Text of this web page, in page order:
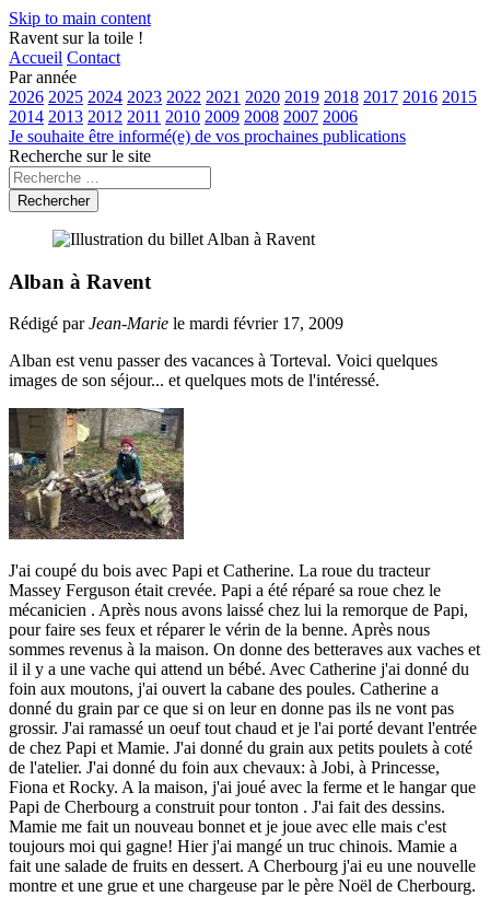
Skip to main content
Ravent sur la toile !
Accueil Contact
Par année
2026 2025 2024 2023 2022 2021 2020 2019 2018 2017 2016 2015
2014 2013 2012 2011 2010 2009 2008 2007 2006
Je souhaite être informé(e) de vos prochaines publications
Recherche sur le site
Rechercher
Alban à Ravent
Rédigé parJean-Marie le mardi février 17, 2009
Alban est venu passer des vacances à Torteval. Voici quelques
images de son séjour... et quelques mots de l'intéressé.
J'ai coupé du bois avec Papi et Catherine. La roue du tracteur
Massey Ferguson était crevée. Papi a été réparé sa roue chez le
mécanicien . Après nous avons laissé chez lui la remorque de Papi,
pour faire ses feux et réparer le vérin de la benne. Après nous
sommes revenus à la maison. On donne des betteraves aux vaches et
il il y a une vache qui attend un bébé. Avec Catherine j'ai donné du
foin aux moutons, j'ai ouvert la cabane des poules. Catherine a
donné du grain par ce que si on leur en donne pas ils ne vont pas
grossir. J'ai ramassé un oeuf tout chaud et je l'ai porté devant l'entrée
de chez Papi et Mamie. J'ai donné du grain aux petits poulets à coté
de l'atelier. J'ai donné du foin aux chevaux: à Jobi, à Princesse,
Fiona et Rocky. A la maison, j'ai joué avec la ferme et le hangar que
Papi de Cherbourg a construit pour tonton . J'ai fait des dessins.
Mamie me fait un nouveau bonnet et je joue avec elle mais c'est
toujours moi qui gagne! Hier j'ai mangé un truc chinois. Mamie a
fait une salade de fruits en dessert. A Cherbourg j'ai eu une nouvelle
montre et une grue et une chargeuse par le père Noël de Cherbourg.